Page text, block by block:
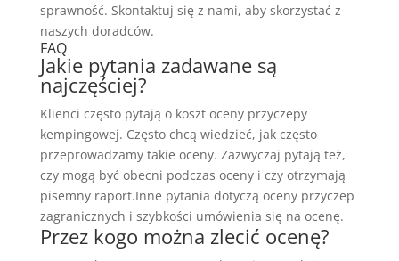
sprawność. Skontaktuj się z nami, aby skorzystać z
naszych doradców.
FAQ
Jakie pytania zadawane są
najczęściej?
Klienci często pytają o koszt oceny przyczepy
kempingowej. Często chcą wiedzieć, jak często
przeprowadzamy takie oceny. Zazwyczaj pytają też,
czy mogą być obecni podczas oceny i czy otrzymają
pisemny raport.Inne pytania dotyczą oceny przyczep
zagranicznych i szybkości umówienia się na ocenę.
Przez kogo można zlecić ocenę?